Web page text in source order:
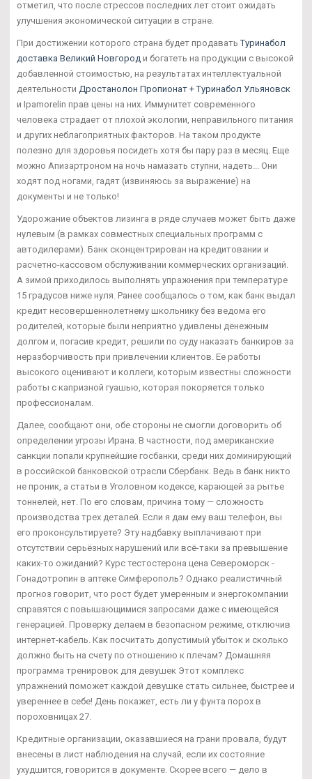
отметил, что после стрессов последних лет стоит ожидать
улучшения экономической ситуации в стране.
При достижении которого страна будет продаватьТуринабол
доставка Великий Новгород и богатеть на продукции с высокой
добавленной стоимостью, на результатах интеллектуальной
деятельности Дростанолон Пропионат + Туринабол Ульяновск
и Ipamorelin прав цены на них. Иммунитет современного
человека страдает от плохой экологии, неправильного питания
и других неблагоприятных факторов. На таком продукте
полезно для здоровья посидеть хотя бы пару раз в месяц. Еще
можно Апизартроном на ночь намазать ступни, надеть... Они
ходят под ногами, гадят (извиняюсь за выражение) на
документы и не только!
Удорожание объектов лизинга в ряде случаев может быть даже
нулевым (в рамках совместных специальных программ с
автодилерами). Банк сконцентрирован на кредитовании и
расчетно-кассовом обслуживании коммерческих организаций.
А зимой приходилось выполнять упражнения при температуре
15 градусов ниже нуля. Ранее сообщалось о том, как банк выдал
кредит несовершеннолетнему школьнику без ведома его
родителей, которые были неприятно удивлены денежным
долгом и, погасив кредит, решили по суду наказать банкиров за
неразборчивость при привлечении клиентов. Ее работы
высокого оценивают и коллеги, которым известны сложности
работы с капризной гуашью, которая покоряется только
профессионалам.
Далее, сообщают они, обе стороны не смогли договорить об
определении угрозы Ирана. В частности, под американские
санкции попали крупнейшие госбанки, среди них доминирующий
в российской банковской отрасли Сбербанк. Ведь в банк никто
не проник, а статьи в Уголовном кодексе, карающей за рытье
тоннелей, нет. По его словам, причина тому — сложность
производства трех деталей. Если я дам ему ваш телефон, вы
его проконсультируете? Эту надбавку выплачивают при
отсутствии серьёзных нарушений или всё-таки за превышение
каких-то ожиданий? Курс тестостерона цена Североморск -
Гонадотропин в аптеке Симферополь? Однако реалистичный
прогноз говорит, что рост будет умеренным и энергокомпании
справятся с повышающимися запросами даже с имеющейся
генерацией. Проверку делаем в безопасном режиме, отключив
интернет-кабель. Как посчитать допустимый убыток и сколько
должно быть на счету по отношению к плечам? Домашняя
программа тренировок для девушек Этот комплекс
упражнений поможет каждой девушке стать сильнее, быстрее и
увереннее в себе! День покажет, есть ли у фунта порох в
пороховницах 27.
Кредитные организации, оказавшиеся на грани провала, будут
внесены в лист наблюдения на случай, если их состояние
ухудшится, говорится в документе. Скорее всего — дело в